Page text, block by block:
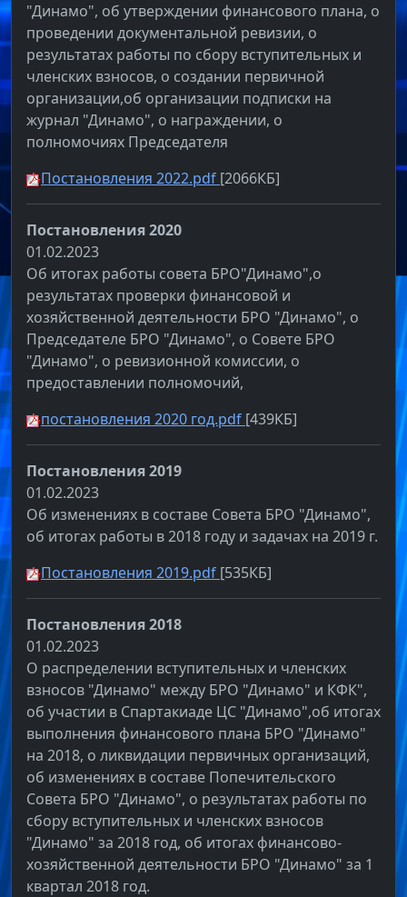
"Динамо", об утверждении финансового плана, о
проведении документальной ревизии, о
результатах работы по сбору вступительных и
членских взносов, о создании первичной
организации,об организации подписки на
журнал "Динамо", о награждении, о
полномочиях Председателя
Постановления 2022.pdf [2066КБ]
Постановления 2020
01.02.2023
Об итогах работы совета БРО"Динамо",о
результатах проверки финансовой и
хозяйственной деятельности БРО "Динамо", о
Председателе БРО "Динамо", о Совете БРО
"Динамо", о ревизионной комиссии, о
предоставлении полномочий,
постановления 2020 год.pdf [439КБ]
Постановления 2019
01.02.2023
Об изменениях в составе Совета БРО "Динамо",
об итогах работы в 2018 году и задачах на 2019 г.
Постановления 2019.pdf [535КБ]
Постановления 2018
01.02.2023
О распределении вступительных и членских
взносов "Динамо" между БРО "Динамо" и КФК",
об участии в Спартакиаде ЦС "Динамо",об итогах
выполнения финансового плана БРО "Динамо"
на 2018, о ликвидации первичных организаций,
об изменениях в составе Попечительского
Совета БРО "Динамо", о результатах работы по
сбору вступительных и членских взносов
"Динамо" за 2018 год, об итогах финансово-
хозяйственной деятельности БРО "Динамо" за 1
квартал 2018 год.